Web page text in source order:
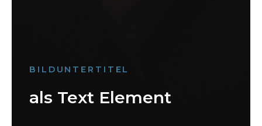
BILDUNTERTITEL
als Text Element